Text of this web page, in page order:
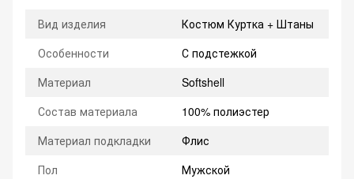
Вид изделия
Костюм Куртка + Штаны
Особенности
С подстежкой
Материал
Softshell
Состав материала
100% полиэстер
Материал подкладки
Флис
Пол
Мужской